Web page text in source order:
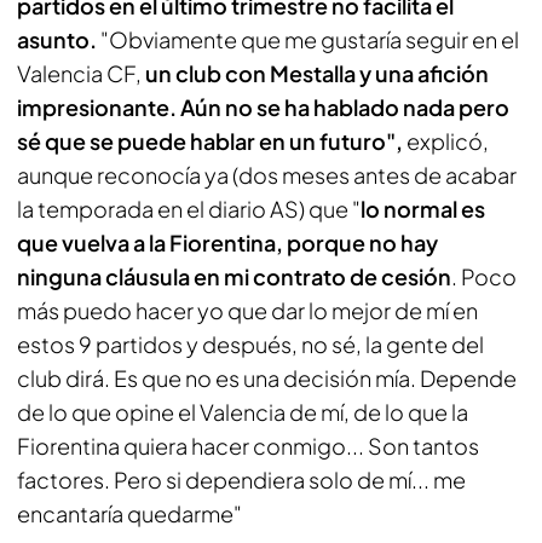
asunto. "Obviamente que me gustaría seguir en el
Valencia CF, un club con Mestalla y una afición
impresionante. Aún no se ha hablado nada pero
sé que se puede hablar en un futuro", explicó,
aunque reconocía ya (dos meses antes de acabar
la temporada en el diario AS) que "lo normal es
que vuelva a la Fiorentina, porque no hay
ninguna cláusula en mi contrato de cesión . Poco
más puedo hacer yo que dar lo mejor de mí en
estos 9 partidos y después, no sé, la gente del
club dirá. Es que no es una decisión mía. Depende
de lo que opine el Valencia de mí, de lo que la
Fiorentina quiera hacer conmigo... Son tantos
factores. Pero si dependiera solo de mí... me
encantaría quedarme"